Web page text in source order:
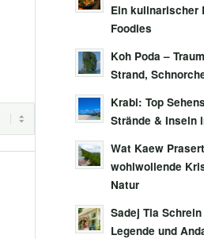
Ein kulinarischer
Foodies
Koh Poda –
Strand,
Krabi: Top
Strände & Inseln
Wat Kaew
wohlwollende
Natur
Sadej Tia
Legende und